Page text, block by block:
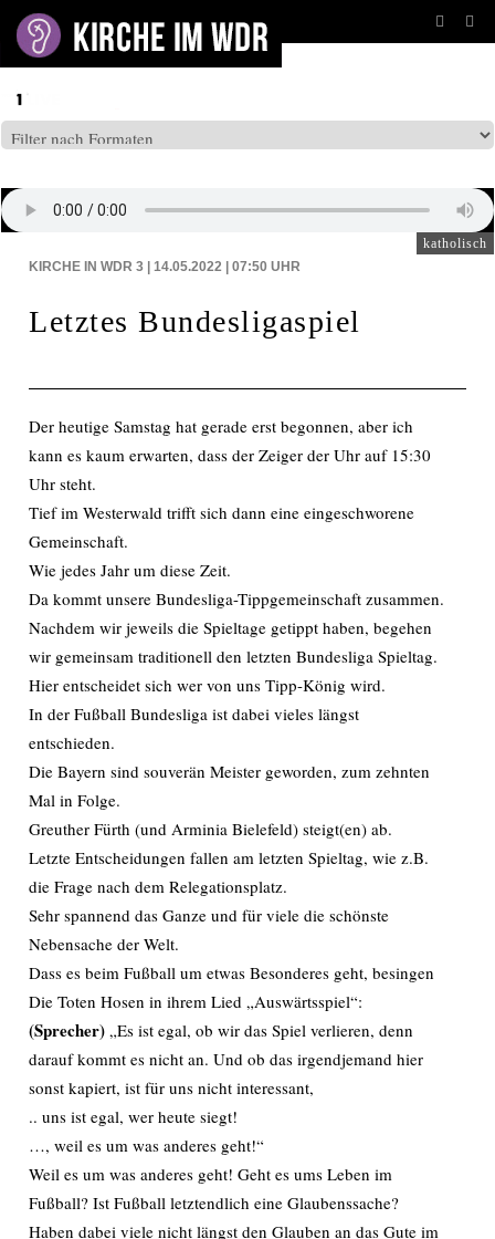
katholisch
KIRCHE IN WDR 3 | 14.05.2022 | 07:50 UHR
Letztes Bundesligaspiel
Der heutige Samstag hat gerade erst begonnen, aber ich
kann es kaum erwarten, dass der Zeiger der Uhr auf 15:30
Uhr steht.
Tief im Westerwald trifft sich dann eine eingeschworene
Gemeinschaft.
Wie jedes Jahr um diese Zeit.
Da kommt unsere Bundesliga-Tippgemeinschaft zusammen.
Nachdem wir jeweils die Spieltage getippt haben, begehen
wir gemeinsam traditionell den letzten Bundesliga Spieltag.
Hier entscheidet sich wer von uns Tipp-König wird.
In der Fußball Bundesliga ist dabei vieles längst
entschieden.
Die Bayern sind souverän Meister geworden, zum zehnten
Mal in Folge.
Greuther Fürth (und Arminia Bielefeld) steigt(en) ab.
Letzte Entscheidungen fallen am letzten Spieltag, wie z.B.
die Frage nach dem Relegationsplatz.
Sehr spannend das Ganze und für viele die schönste
Nebensache der Welt.
Dass es beim Fußball um etwas Besonderes geht, besingen
Die Toten Hosen in ihrem Lied „Auswärtsspiel“:
(Sprecher) „Es ist egal, ob wir das Spiel verlieren, denn
darauf kommt es nicht an. Und ob das irgendjemand hier
sonst kapiert, ist für uns nicht interessant,
.. uns ist egal, wer heute siegt!
…, weil es um was anderes geht!“
Weil es um was anderes geht! Geht es ums Leben im
Fußball? Ist Fußball letztendlich eine Glaubenssache?
Haben dabei viele nicht längst den Glauben an das Gute im